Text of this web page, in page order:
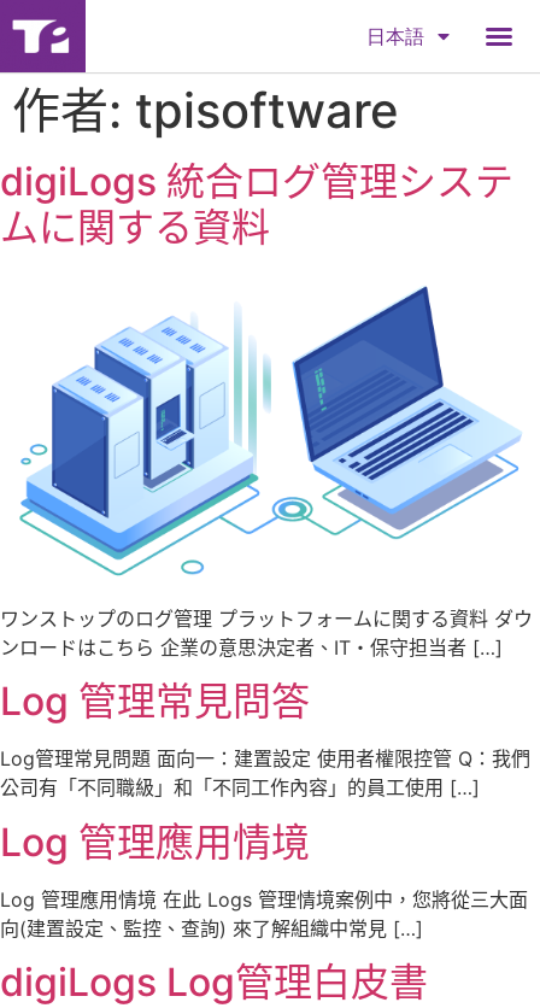
日本語
作者: tpisoftware
digiLogs 統合ログ管理システ
ムに関する資料
ワンストップのログ管理 プラットフォームに関する資料 ダウ
ンロードはこちら 企業の意思決定者、IT・保守担当者 […]
Log 管理常見問答
Log管理常見問題 面向一：建置設定 使用者權限控管 Q：我們
公司有「不同職級」和「不同工作內容」的員工使用 […]
Log 管理應用情境
Log 管理應用情境 在此 Logs 管理情境案例中，您將從三大面
向(建置設定、監控、查詢) 來了解組織中常見 […]
digiLogs Log管理白皮書